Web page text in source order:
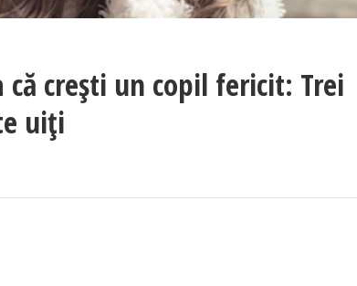
că crești un copil fericit: Trei
uiți